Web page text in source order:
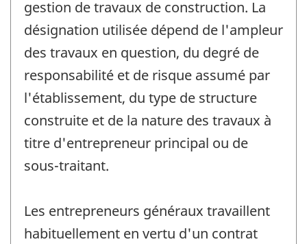
gestion de travaux de construction. La
désignation utilisée dépend de l'ampleur
des travaux en question, du degré de
responsabilité et de risque assumé par
l'établissement, du type de structure
construite et de la nature des travaux à
titre d'entrepreneur principal ou de
sous-traitant.
Les entrepreneurs généraux travaillent
habituellement en vertu d'un contrat